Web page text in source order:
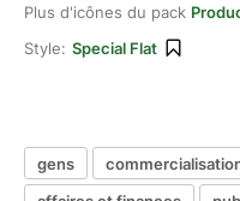
Plus d'icônes du pack
Style: Special Flat
gens